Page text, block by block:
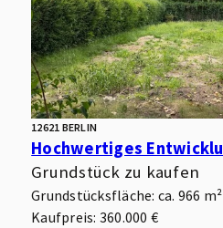
12621 BERLIN
Grundstück zu kaufen
Grundstücksfläche: ca. 966 m²
Kaufpreis: 360.000 €